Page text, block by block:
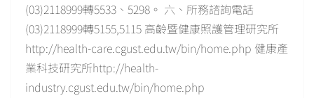
(03)2118999轉5533、5298。 六、所務諮詢電話
(03)2118999轉5155,5115 高齡暨健康照護管理研究所
http://health-care.cgust.edu.tw/bin/home.php 健康產
業科技研究所http://health-
industry.cgust.edu.tw/bin/home.php